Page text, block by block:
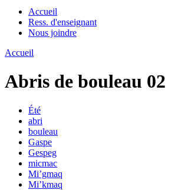
Accueil
Ress. d'enseignant
Nous joindre
Accueil
Abris de bouleau 02
Été
abri
bouleau
Gaspe
Gespeg
micmac
Mi’gmaq
Mi’kmaq